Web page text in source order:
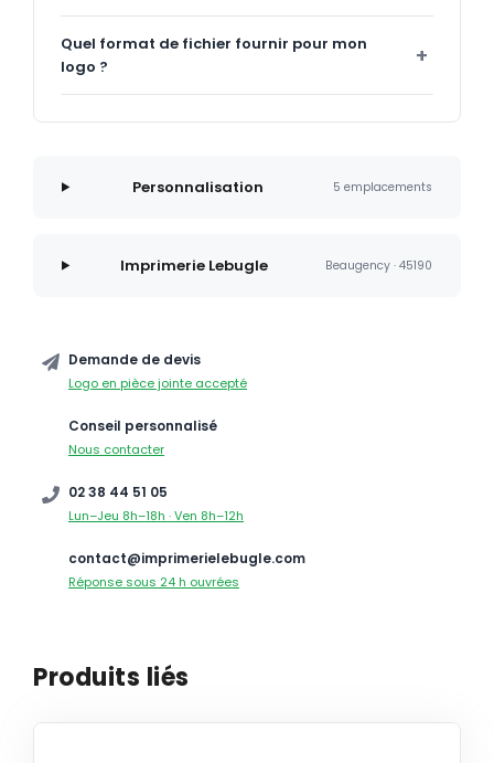
Quel format de fichier fournir pour mon
logo ?
Personnalisation 5 emplacements
Imprimerie Lebugle Beaugency · 45190
Demande de devis
Logo en pièce jointe accepté
Conseil personnalisé
Nous contacter
02 38 44 51 05
Lun–Jeu 8h–18h · Ven 8h–12h
contact@imprimerielebugle.com
Réponse sous 24 h ouvrées
Produits liés